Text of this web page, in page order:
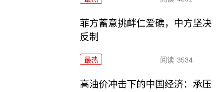
菲方蓄意挑衅仁爱礁，中方坚决
反制
最热 阅读 3534
高油价冲击下的中国经济：承压